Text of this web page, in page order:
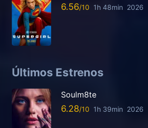
6.56 1h 48min 2026
Últimos Estrenos
Soulm8te
6.28 1h 39min 2026